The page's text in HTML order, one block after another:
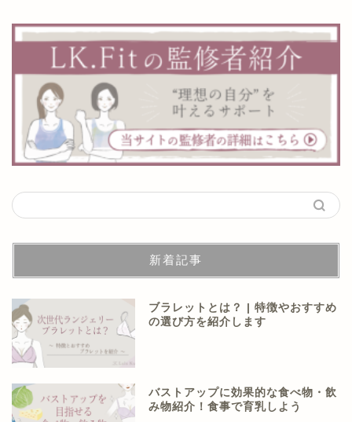
新着記事
ブラレットとは？ | 特徴やおすすめ
の選び方を紹介します
バストアップに効果的な食べ物・飲
み物紹介！食事で育乳しよう